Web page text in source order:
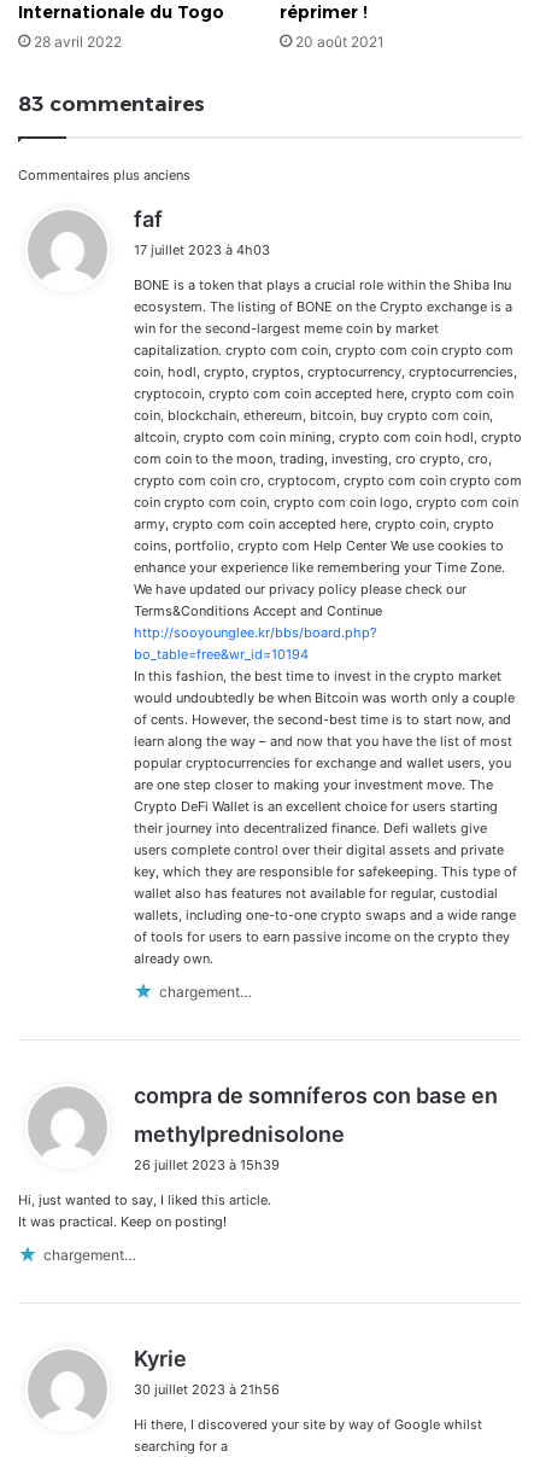
Internationale du Togo
28 avril 2022
réprimer !
20 août 2021
83 commentaires
Navigation
dans
les
commentaires
Commentaires plus anciens
faf
t
:
17 juillet 2023 à 4h03
BONE is a token that plays a crucial role within the Shiba Inu
ecosystem. The listing of BONE on the Crypto exchange is a
win for the second-largest meme coin by market
capitalization. crypto com coin, crypto com coin crypto com
coin, hodl, crypto, cryptos, cryptocurrency, cryptocurrencies,
cryptocoin, crypto com coin accepted here, crypto com coin
coin, blockchain, ethereum, bitcoin, buy crypto com coin,
altcoin, crypto com coin mining, crypto com coin hodl, crypto
com coin to the moon, trading, investing, cro crypto, cro,
crypto com coin cro, cryptocom, crypto com coin crypto com
coin crypto com coin, crypto com coin logo, crypto com coin
army, crypto com coin accepted here, crypto coin, crypto
coins, portfolio, crypto com Help Center We use cookies to
enhance your experience like remembering your Time Zone.
We have updated our privacy policy please check our
Terms&Conditions Accept and Continue
http://sooyounglee.kr/bbs/board.php?
bo_table=free&wr_id=10194
In this fashion, the best time to invest in the crypto market
would undoubtedly be when Bitcoin was worth only a couple
of cents. However, the second-best time is to start now, and
learn along the way – and now that you have the list of most
popular cryptocurrencies for exchange and wallet users, you
are one step closer to making your investment move. The
Crypto DeFi Wallet is an excellent choice for users starting
their journey into decentralized finance. Defi wallets give
users complete control over their digital assets and private
key, which they are responsible for safekeeping. This type of
wallet also has features not available for regular, custodial
wallets, including one-to-one crypto swaps and a wide range
of tools for users to earn passive income on the crypto they
already own.
chargement…
compra de somníferos con base en
methylprednisolone
26 juillet 2023 à 15h39
Hi, just wanted to say, I liked this article.
It was practical. Keep on posting!
chargement…
Kyrie
t
:
30 juillet 2023 à 21h56
Hi there, I discovered your site by way of Google whilst
searching for a